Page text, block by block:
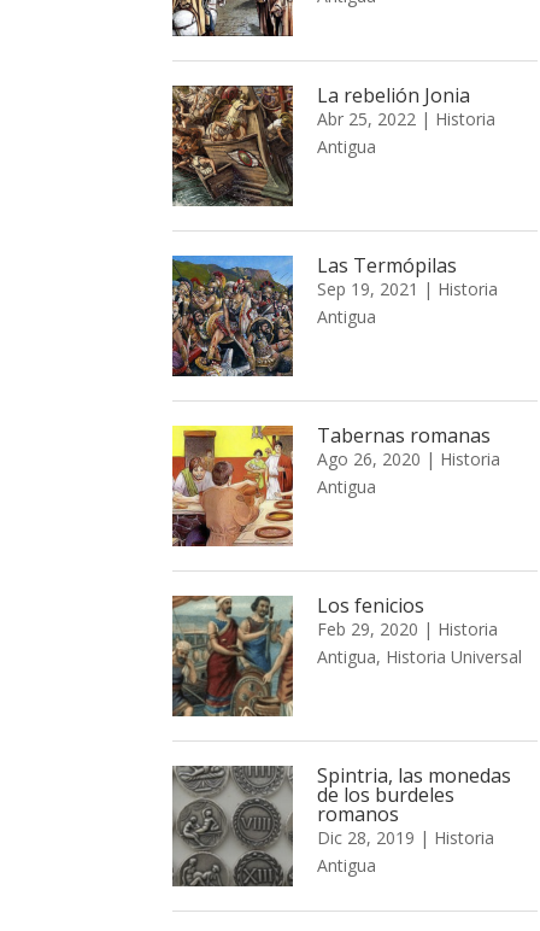
La rebelión Jonia
Abr 25, 2022 | Historia
Antigua
Las Termópilas
Sep 19, 2021 | Historia
Antigua
Tabernas romanas
Ago 26, 2020 | Historia
Antigua
Los fenicios
Feb 29, 2020 | Historia
Antigua, Historia Universal
Spintria, las monedas
de los burdeles
romanos
Dic 28, 2019 | Historia
Antigua